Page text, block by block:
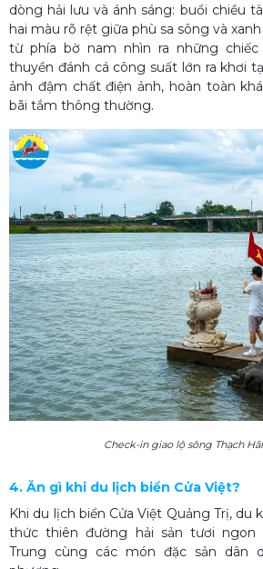
dòng hải lưu và ánh sáng: buổi chiều
hai màu rõ rệt giữa phù sa sông và
từ phía bờ nam nhìn ra những
thuyền đánh cá công suất lớn ra khơi
ảnh đậm chất điện ảnh, hoàn toàn
bãi tắm thông thường.
Check-in giao lộ sông Thạch
4. Ăn gì khi du lịch biển Cửa Việt?
Khi du lịch biển Cửa Việt Quảng Trị, du
thức thiên đường hải sản tươi ngon
Trung cùng các món đặc sản dân